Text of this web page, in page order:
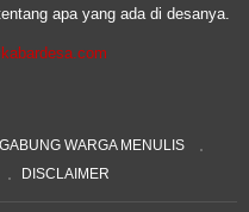
apa yang ada di desanya.
GABUNG WARGA MENULIS
DISCLAIMER